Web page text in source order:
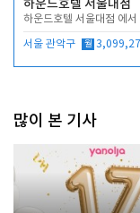
하운드호텔 서울대점
하운드호텔 서울대점 에
서울 관악구 월
많이 본 기사